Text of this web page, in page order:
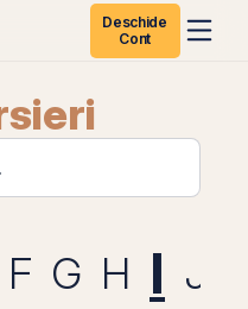
Deschide
Cont
F G H I J